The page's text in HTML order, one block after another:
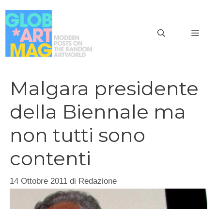
al
contenuto
Malgara presidente
della Biennale ma
non tutti sono
contenti
14 Ottobre 2011 di Redazione